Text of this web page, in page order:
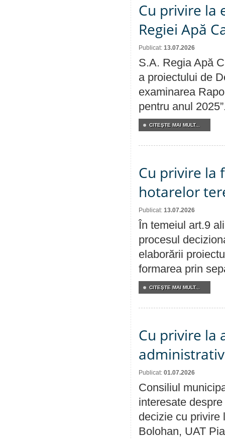
Cu privire la
Regiei Apă
Publicat: 13.07.2026
S.A. Regia Apă
a proiectului de
examinarea
pentru anul
CITEŞTE MAI MULT...
Cu privire la
hotarelor
Publicat: 13.07.2026
În temeiul art.9
procesul
elaborării
formarea prin
CITEŞTE MAI MULT...
Cu privire la
Publicat: 01.07.2026
Consiliul
interesate
decizie cu privire
Bolohan, UAT